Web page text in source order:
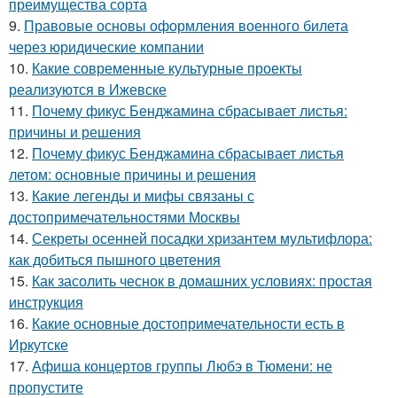
9. Правовые основы оформления военного билета
через юридические компании
10. Какие современные культурные проекты
реализуются в Ижевске
11. Почему фикус Бенджамина сбрасывает листья:
причины и решения
12. Почему фикус Бенджамина сбрасывает листья
летом: основные причины и решения
13. Какие легенды и мифы связаны с
достопримечательностями Москвы
14. Секреты осенней посадки хризантем мультифлора:
как добиться пышного цветения
15. Как засолить чеснок в домашних условиях: простая
инструкция
16. Какие основные достопримечательности есть в
Иркутске
17. Афиша концертов группы Любэ в Тюмени: не
пропустите